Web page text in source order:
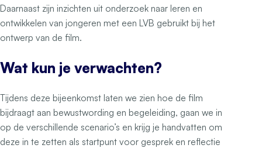
Daarnaast zijn inzichten uit onderzoek naar leren en
ontwikkelen van jongeren met een LVB gebruikt bij het
ontwerp van de film.
Wat kun je verwachten?
Tijdens deze bijeenkomst laten we zien hoe de film
bijdraagt aan bewustwording en begeleiding, gaan we in
op de verschillende scenario’s en krijg je handvatten om
deze in te zetten als startpunt voor gesprek en reflectie